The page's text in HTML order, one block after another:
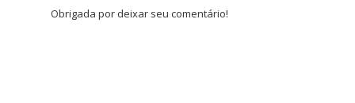
Obrigada por deixar seu comentário!